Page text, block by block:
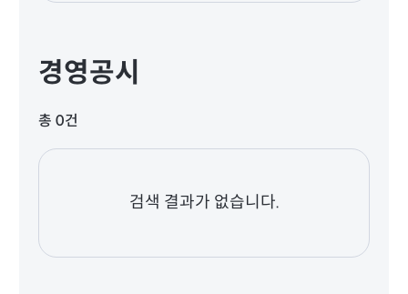
경영공시
총 0건
검색 결과가 없습니다.